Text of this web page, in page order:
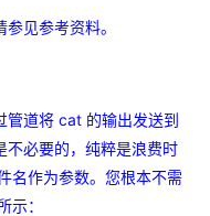
见参考资料。
管道将 cat 的输出发送到
必要的，纯粹是浪费时
名作为参数。您根本不需
示：